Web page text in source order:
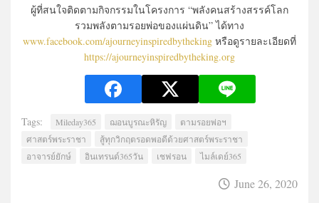
ผู้ที่สนใจติดตามกิจกรรมในโครงการ “พลังคนสร้างสรรค์โลก
รวมพลังตามรอยพ่อของแผ่นดิน” ได้ทาง
www.facebook.com/ajourneyinspiredbytheking หรือดูรายละเอียดที่
https://ajourneyinspiredbytheking.org
Tags: Mileday365 ฌอนบูรณะหิรัญ
ตามรอยพ่อฯ
ศาสตร์พระราชา
สู้ทุกวิกฤตรอดพอดีด้วยศาสตร์พระราชา
อาจารย์ยักษ์
อินเทรนด์365วัน เชฟรอน ไมล์เดย์365
June 26, 2020